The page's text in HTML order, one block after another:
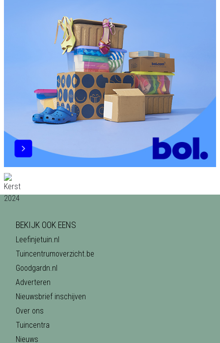
BEKIJK OOK EENS
Leefinjetuin.nl
Tuincentrumoverzicht.be
Goodgardn.nl
Adverteren
Nieuwsbrief inschijven
Over ons
Tuincentra
Nieuws